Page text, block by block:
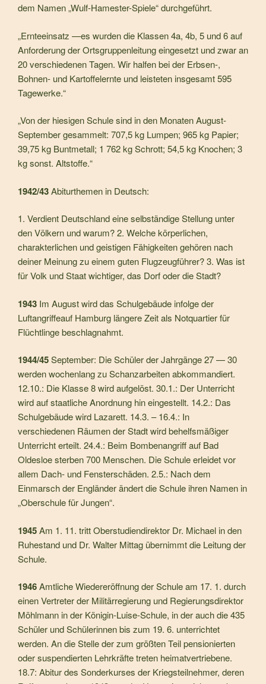
dem Namen „Wulf-Hamester-Spiele“ durchgeführt.
„Ernteeinsatz —es wurden die Klassen 4a, 4b, 5 und 6 auf
Anforderung der Ortsgruppenleitung eingesetzt und zwar an
20 ver­schiedenen Tagen. Wir halfen bei der Erbsen-,
Bohnen- und Kartoffelernte und leisteten insgesamt 595
Tage­werke.“
„Von der hiesigen Schule sind in den Monaten August-
September gesammelt: 707,5 kg Lumpen; 965 kg Papier;
39,75 kg Buntmetall; 1 762 kg Schrott; 54,5 kg Knochen; 3
kg sonst. Altstoffe.“
1942/43Abiturthemen in Deutsch:
1. Verdient Deutschland eine selbständige Stellung un­ter
den Völkern und warum? 2. Welche körperlichen,
charakterlichen und geistigen Fä­higkeiten gehören nach
deiner Meinung zu einem gu­ten Flugzeugführer? 3. Was ist
für Volk und Staat wichtiger, das Dorf oder die Stadt?
1943 Im August wird das Schulgebäude infolge der
Luftangriffeauf Hamburg längere Zeit als Notquartier für
Flüchtlinge beschlagnahmt.
1944/45September: Die Schüler der Jahrgänge 27 — 30
werden wochenlang zu Schanzarbeiten abkommandiert.
12.10.: Die Klasse 8 wird aufgelöst. 30.1.: Der Unterricht
wird auf staatliche Anordnung hin eingestellt. 14.2.: Das
Schulgebäude wird Lazarett. 14.3. – 16.4.: In
verschiedenen Räumen der Stadt wird behelfsmäßiger
Unterricht erteilt. 24.4.: Beim Bombenangriff auf Bad
Oldesloe sterben 700 Menschen. Die Schule erleidet vor
allem Dach- und Fensterschäden. 2.5.: Nach dem
Einmarsch der Engländer ändert die Schule ihren Namen in
„Oberschule für Jungen“.
1945Am 1. 11. tritt Oberstudiendirektor Dr. Michael in den
Ruhestand und Dr. Walter Mittag übernimmt die Leitung der
Schule.
1946Amtliche Wiedereröffnung der Schule am 17. 1. durch
ei­nen Vertreter der Militärregierung und Regierungsdirektor
Möhlmann in der Königin-Luise-Schule, in der auch die 435
Schüler und Schülerinnen bis zum 19. 6. unterrichtet
werden. An die Stelle der zum größten Teil pensionierten
oder sus­pendierten Lehrkräfte treten heimatvertriebene.
18.7: Abitur des Sonderkurses der Kriegsteilnehmer, de­ren